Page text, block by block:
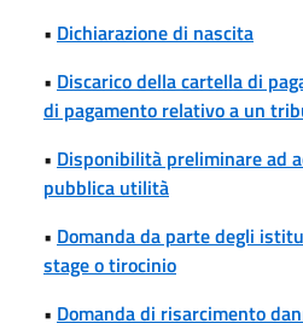
• Dichiarazione di nascita
• Discarico della cartella di
di pagamento relativo a un
• Disponibilità preliminare ad
pubblica utilità
• Domanda da parte degli
stage o tirocinio
• Domanda di risarcimento